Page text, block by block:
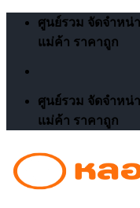
Skip
content
ศูนย์รวม จัดจำหน่
แม่ค้า ราคาถูก
ศูนย์รวม จัดจำหน่
แม่ค้า ราคาถูก